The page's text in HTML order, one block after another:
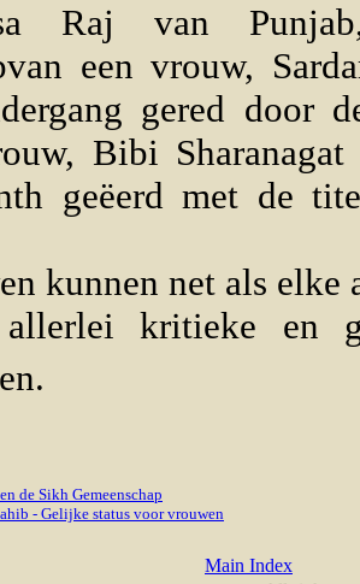
Raj van
een vrouw,
gered door
Bibi
geëerd met de
kunnen net als elke
allerlei kritieke en
de Sikh Gemeenschap
- Gelijke status voor vrouwen
Main Index